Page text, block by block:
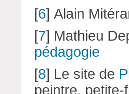
[6]Alain
[7] Mathieu
pédagogie
[8] Le site de
peintre,